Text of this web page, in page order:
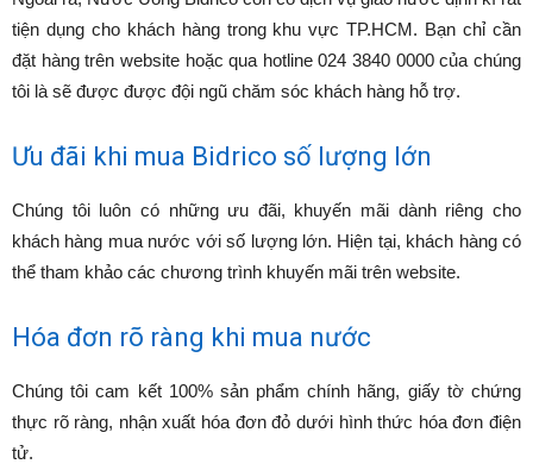
tiện dụng cho khách hàng trong khu vực TP.HCM. Bạn chỉ cần
đặt hàng trên website hoặc qua hotline 024 3840 0000 của chúng
tôi là sẽ được được đội ngũ chăm sóc khách hàng hỗ trợ.
Ưu đãi khi mua Bidrico số lượng lớn
Chúng tôi luôn có những ưu đãi, khuyến mãi dành riêng cho
khách hàng mua nước với số lượng lớn. Hiện tại, khách hàng có
thể tham khảo các chương trình khuyến mãi trên website.
Hóa đơn rõ ràng khi mua nước
Chúng tôi cam kết 100% sản phẩm chính hãng, giấy tờ chứng
thực rõ ràng, nhận xuất hóa đơn đỏ dưới hình thức hóa đơn điện
tử.